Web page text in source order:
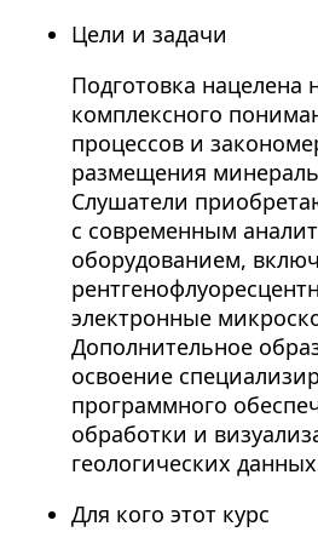
Цели и задачи
Подготовка
комплексного
процессов и
размещения
Слушатели
с современным
оборудованием,
электронные
Дополнительное
освоение
программного
обработки и
геологических
Для кого этот курс